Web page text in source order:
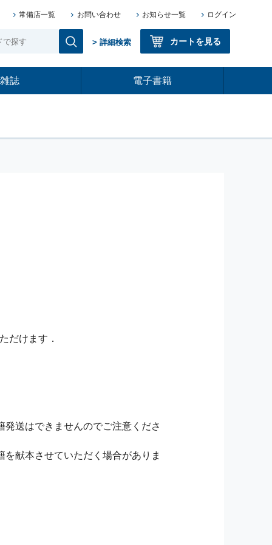
常備店一覧 お問い合わせ お知らせ一覧 ログイン
> 詳細検索 カートを見る
雑誌 電子書籍
だけます．
送はできませんのでご注意くださ
献本させていただく場合がありま